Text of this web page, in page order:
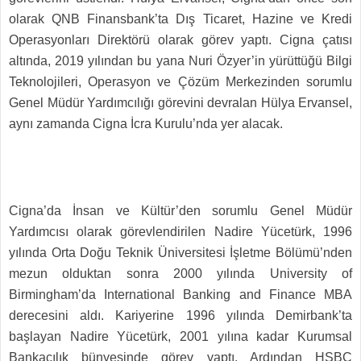
olarak QNB Finansbank’ta Dış Ticaret, Hazine ve Kredi
Operasyonları Direktörü olarak görev yaptı. Cigna çatısı
altında, 2019 yılından bu yana Nuri Özyer’in yürüttüğü Bilgi
Teknolojileri, Operasyon ve Çözüm Merkezinden sorumlu
Genel Müdür Yardımcılığı görevini devralan Hülya Ervansel,
aynı zamanda Cigna İcra Kurulu’nda yer alacak.
Cigna’da İnsan ve Kültür’den sorumlu Genel Müdür
Yardımcısı olarak görevlendirilen Nadire Yücetürk, 1996
yılında Orta Doğu Teknik Üniversitesi İşletme Bölümü’nden
mezun olduktan sonra 2000 yılında University of
Birmingham’da International Banking and Finance MBA
derecesini aldı. Kariyerine 1996 yılında Demirbank’ta
başlayan Nadire Yücetürk, 2001 yılına kadar Kurumsal
Bankacılık bünyesinde görev yaptı. Ardından HSBC